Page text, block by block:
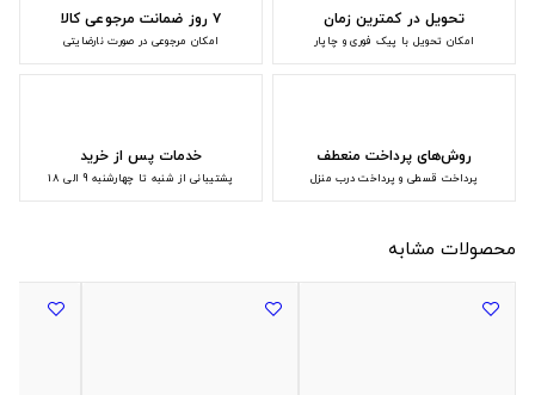
تحویل در کمترین زمان
امکان تحویل با پیک فوری و چاپار
۷ روز ضمانت مرجوعی کالا
امکان مرجوعی در صورت نارضایتی
روش‌های پرداخت منعطف
پرداخت قسطی و پرداخت درب منزل
خدمات پس از خرید
پشتیبانی از شنبه تا چهارشنبه 9 الی 18
محصولات مشابه